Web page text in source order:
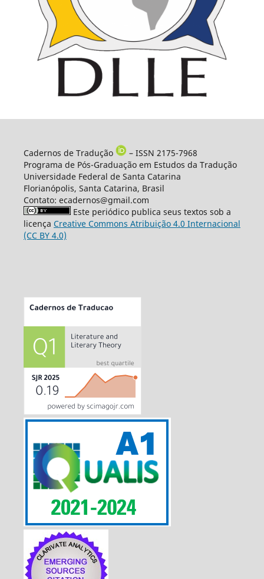
Cadernos de Tradução
– ISSN 2175-7968
Programa de Pós-Graduação em Estudos da Tradução
Universidade Federal de Santa Catarina
Florianópolis, Santa Catarina, Brasil
Contato: ecadernos@gmail.com
Este periódico publica seus textos sob a
licença Creative Commons Atribuição 4.0 Internacional
(CC BY 4.0)